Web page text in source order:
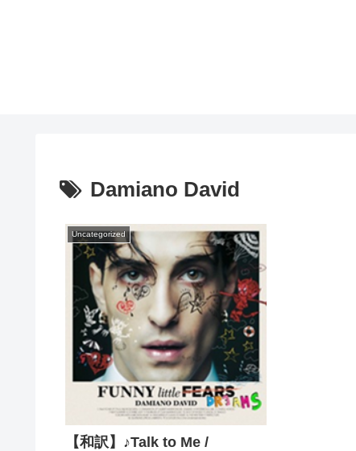
Damiano David
Uncategorized
【和訳】♪Talk to Me /